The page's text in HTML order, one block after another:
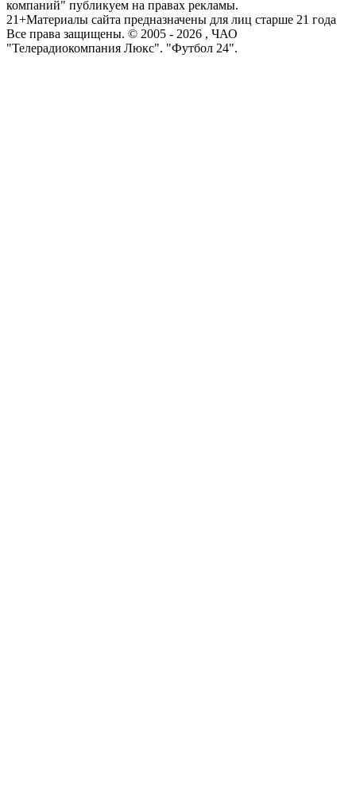
компаний" публикуем на правах рекламы.
21+Материалы сайта предназначены для лиц старше 21 года
Все права защищены. © 2005 - 2026 , ЧАО
"Телерадиокомпания Люкс". "Футбол 24".